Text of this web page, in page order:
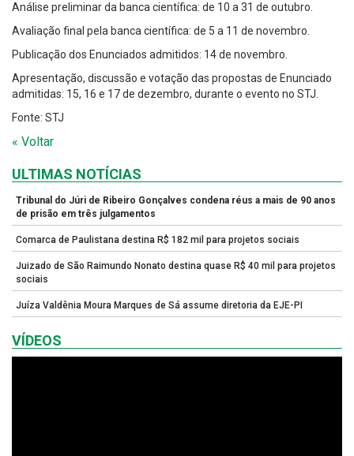
Análise preliminar da banca científica: de 10 a 31 de outubro.
Avaliação final pela banca científica: de 5 a 11 de novembro.
Publicação dos Enunciados admitidos: 14 de novembro.
Apresentação, discussão e votação das propostas de Enunciado
admitidas: 15, 16 e 17 de dezembro, durante o evento no STJ.
Fonte: STJ
« Voltar
ULTIMAS NOTÍCIAS
Tribunal do Júri de Ribeiro Gonçalves condena réus a mais de 90 anos
de prisão em três julgamentos
Comarca de Paulistana destina R$ 182 mil para projetos sociais
Juizado de São Raimundo Nonato destina quase R$ 40 mil para projetos
sociais
Juíza Valdênia Moura Marques de Sá assume diretoria da EJE-PI
VÍDEOS